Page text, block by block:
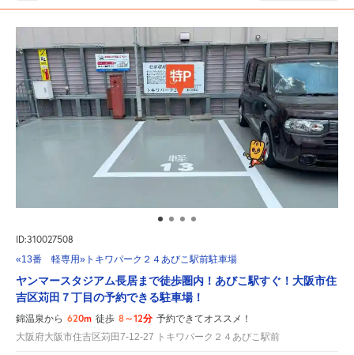
ID:310027508
«13番 軽専用»トキワパーク２４あびこ駅前駐車場
ヤンマースタジアム長居まで徒歩圏内！あびこ駅すぐ！大阪市住
吉区苅田７丁目の予約できる駐車場！
錦温泉から 620m 徒歩 8～12分 予約できてオススメ！
大阪府大阪市住吉区苅田7-12-27 トキワパーク２４あびこ駅前